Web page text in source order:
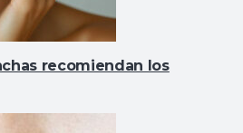
recomiendan los